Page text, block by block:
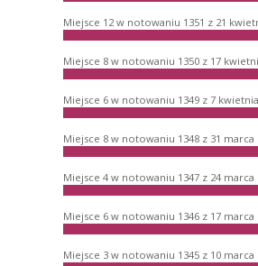
Miejsce 12 w notowaniu 1351 z 21
Miejsce 8 w notowaniu 1350 z 17
Miejsce 6 w notowaniu 1349 z 7
Miejsce 8 w notowaniu 1348 z 31
Miejsce 4 w notowaniu 1347 z 24
Miejsce 6 w notowaniu 1346 z 17
Miejsce 3 w notowaniu 1345 z 10